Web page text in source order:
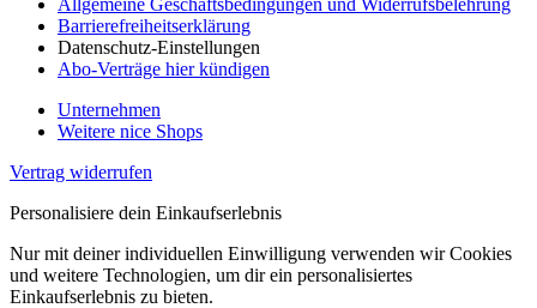
Barrierefreiheitserklärung
Datenschutz-Einstellungen
Abo-Verträge hier kündigen
Unternehmen
Weitere nice Shops
Vertrag widerrufen
Personalisiere dein Einkaufserlebnis
Nur mit deiner individuellen Einwilligung verwenden wir Cookies
und weitere Technologien, um dir ein personalisiertes
Einkaufserlebnis zu bieten.